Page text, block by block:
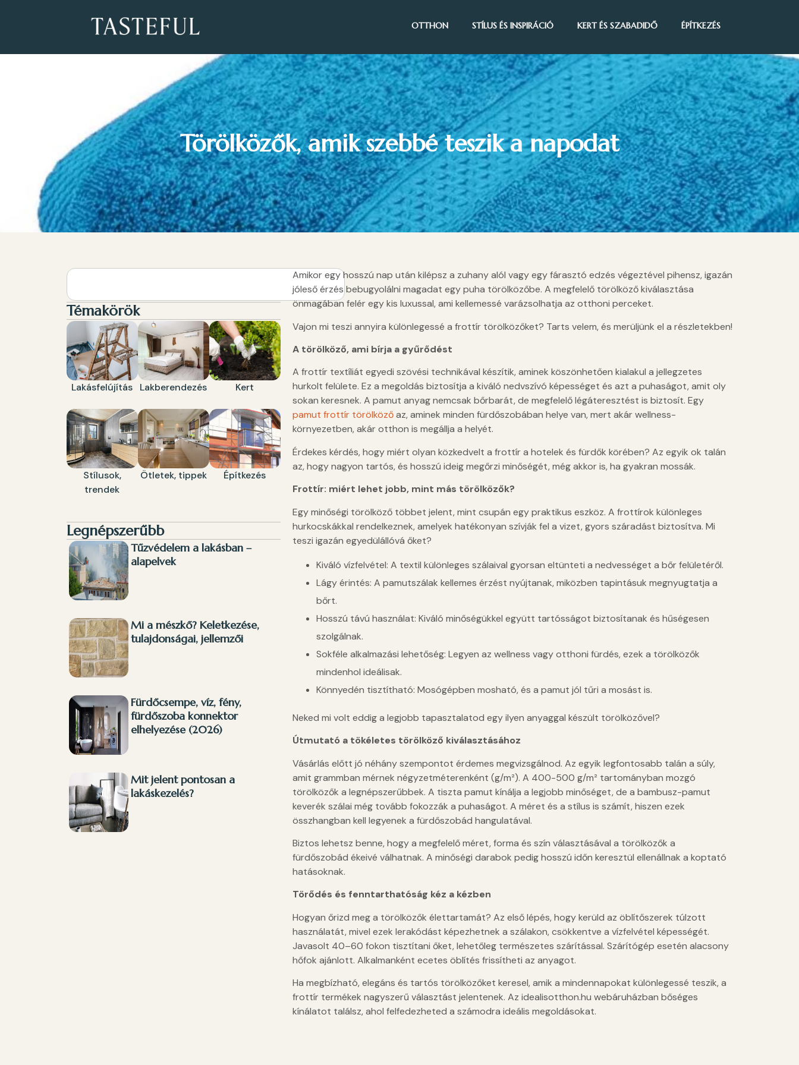
OTTHON STÍLUS ÉS INSPIRÁCIÓ KERT ÉS SZABADIDŐ ÉPÍTKEZÉS
Törölközők, amik szebbé teszik a napodat
Témakörök
Lakásfelújítás Lakberendezés Kert
Stílusok,
trendek
Ötletek, tippek Építkezés
Legnépszerűbb
Tűzvédelem a lakásban –
alapelvek
Mi a mészkő? Keletkezése,
tulajdonságai, jellemzői
Fürdőcsempe, víz, fény,
fürdőszoba konnektor
elhelyezése (2026)
Mit jelent pontosan a
lakáskezelés?
Amikor egy hosszú nap után kilépsz a zuhany alól vagy egy fárasztó edzés végeztével pihensz, igazán
jóleső érzés bebugyolálni magadat egy puha törölközőbe. A megfelelő törölköző kiválasztása
önmagában felér egy kis luxussal, ami kellemessé varázsolhatja az otthoni perceket.
Vajon mi teszi annyira különlegessé a frottír törölközőket? Tarts velem, és merüljünk el a részletekben!
A törölköző, ami bírja a gyűrődést
A frottír textíliát egyedi szövési technikával készítik, aminek köszönhetően kialakul a jellegzetes
hurkolt felülete. Ez a megoldás biztosítja a kiváló nedvszívó képességet és azt a puhaságot, amit oly
sokan keresnek. A pamut anyag nemcsak bőrbarát, de megfelelő légáteresztést is biztosít. Egy
pamut frottír törölközőaz, aminek minden fürdőszobában helye van, mert akár wellness-
környezetben, akár otthon is megállja a helyét.
Érdekes kérdés, hogy miért olyan közkedvelt a frottír a hotelek és fürdők körében? Az egyik ok talán
az, hogy nagyon tartós, és hosszú ideig megőrzi minőségét, még akkor is, ha gyakran mossák.
Frottír: miért lehet jobb, mint más törölközők?
Egy minőségi törölköző többet jelent, mint csupán egy praktikus eszköz. A frottírok különleges
hurkocskákkal rendelkeznek, amelyek hatékonyan szívják fel a vizet, gyors száradást biztosítva. Mi
teszi igazán egyedülállóvá őket?
Kiváló vízfelvétel: A textil különleges szálaival gyorsan eltünteti a nedvességet a bőr felületéről.
Lágy érintés: A pamutszálak kellemes érzést nyújtanak, miközben tapintásuk megnyugtatja a
bőrt.
Hosszú távú használat: Kiváló minőségükkel együtt tartósságot biztosítanak és hűségesen
szolgálnak.
Sokféle alkalmazási lehetőség: Legyen az wellness vagy otthoni fürdés, ezek a törölközők
mindenhol ideálisak.
Könnyedén tisztítható: Mosógépben mosható, és a pamut jól tűri a mosást is.
Neked mi volt eddig a legjobb tapasztalatod egy ilyen anyaggal készült törölközővel?
Útmutató a tökéletes törölköző kiválasztásához
Vásárlás előtt jó néhány szempontot érdemes megvizsgálnod. Az egyik legfontosabb talán a súly,
amit grammban mérnek négyzetméterenként (g/m²). A 400-500 g/m² tartományban mozgó
törölközők a legnépszerűbbek. A tiszta pamut kínálja a legjobb minőséget, de a bambusz-pamut
keverék szálai még tovább fokozzák a puhaságot. A méret és a stílus is számít, hiszen ezek
összhangban kell legyenek a fürdőszobád hangulatával.
Biztos lehetsz benne, hogy a megfelelő méret, forma és szín választásával a törölközők a
fürdőszobád ékeivé válhatnak. A minőségi darabok pedig hosszú időn keresztül ellenállnak a koptató
hatásoknak.
Törődés és fenntarthatóság kéz a kézben
Hogyan őrizd meg a törölközők élettartamát? Az első lépés, hogy kerüld az öblítőszerek túlzott
használatát, mivel ezek lerakódást képezhetnek a szálakon, csökkentve a vízfelvétel képességét.
Javasolt 40–60 fokon tisztítani őket, lehetőleg természetes szárítással. Szárítógép esetén alacsony
hőfok ajánlott. Alkalmanként ecetes öblítés frissítheti az anyagot.
Ha megbízható, elegáns és tartós törölközőket keresel, amik a mindennapokat különlegessé teszik, a
frottír termékek nagyszerű választást jelentenek. Az idealisotthon.hu webáruházban bőséges
kínálatot találsz, ahol felfedezheted a számodra ideális megoldásokat.